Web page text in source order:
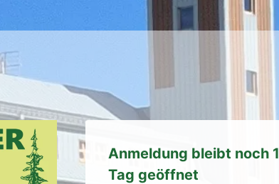
Anmeldung bleibt noch 1
Tag geöffnet